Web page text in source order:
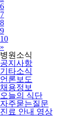
6
7
8
9
10
»
병원소식
공지사항
기타소식
언론보도
채용정보
오늘의 식단
자주묻는질문
진료 안내 영상